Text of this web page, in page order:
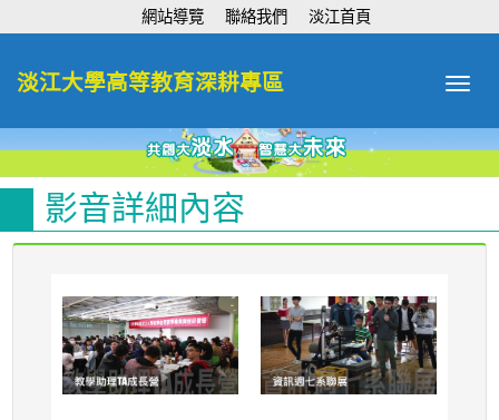
網站導覽 聯絡我們 淡江首頁
Toggle
淡江大學高等教育深耕專區
影音詳細內容